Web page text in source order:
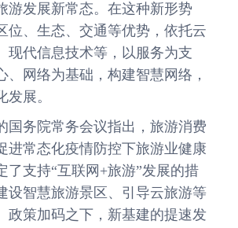
游发展新常态。在这种新形势
位、生态、交通等优势，依托云
现代信息技术等，以服务为支
、网络为基础，构建智慧网络，
发展。
务院常务会议指出，旅游消费
进常态化疫情防控下旅游业健康
了支持“互联网+旅游”发展的措
设智慧旅游景区、引导云旅游等
政策加码之下，新基建的提速发